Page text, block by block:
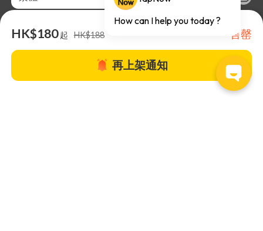
HK$180起 HK$188 售罄
再上架通知
關於TapNow |TapNow Blog |加入成為合作夥伴|網站條款 |幫助